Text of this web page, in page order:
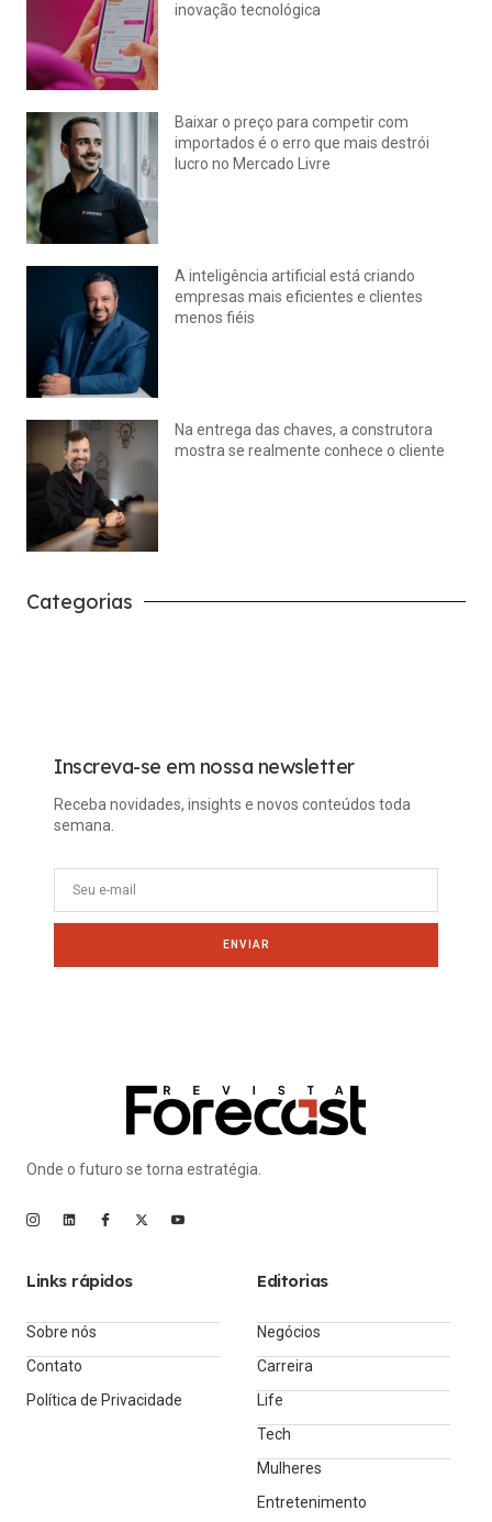
inovação tecnológica
Baixar o preço para competir com
importados é o erro que mais destrói
lucro no Mercado Livre
A inteligência artificial está criando
empresas mais eficientes e clientes
menos fiéis
Na entrega das chaves, a construtora
mostra se realmente conhece o cliente
Categorias
Inscreva-se em nossa newsletter
Receba novidades, insights e novos conteúdos toda
semana.
ENVIAR
Onde o futuro se torna estratégia.
Links rápidos
Sobre nós
Contato
Política de Privacidade
Editorias
Negócios
Carreira
Life
Tech
Mulheres
Entretenimento